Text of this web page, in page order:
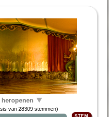
van28309 stemmen)